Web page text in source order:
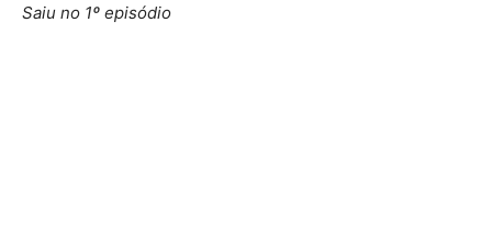
Saiu no 1º episódio